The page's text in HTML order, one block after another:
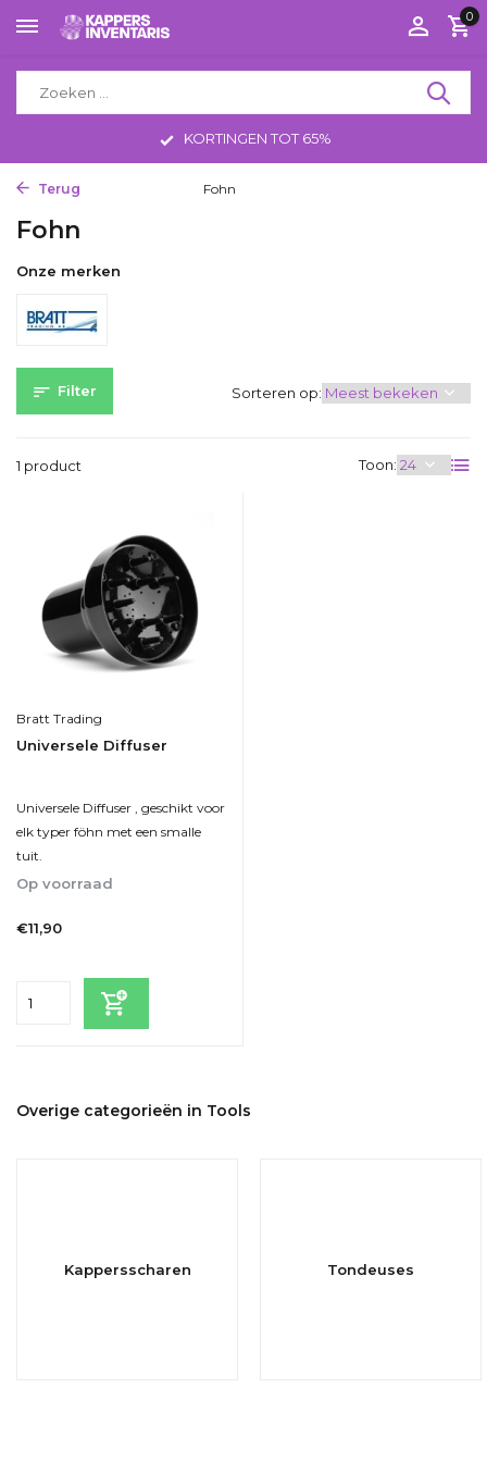
0
KORTINGEN TOT 65%
Terug Fohn
Fohn
Onze merken
Filter
1 product Toon:
Sorteren op:
Bratt Trading
Universele Diffuser
Universele Diffuser , geschikt voor
elk typer föhn met een smalle
tuit.
Op voorraad
€11,90
Overige categorieën in Tools
Kappersscharen Tondeuses